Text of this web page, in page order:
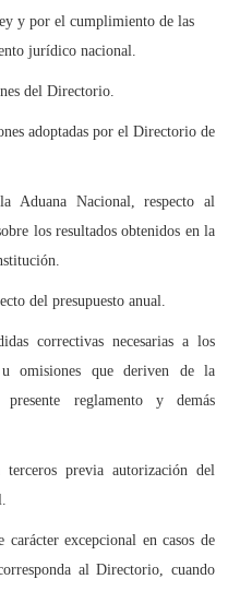
y por el cumplimiento de las
jurídico nacional.
del Directorio.
adoptadas por el Directorio de
Nacional, respecto al
los resultados obtenidos en la
del presupuesto anual.
correctivas necesarias a los
omisiones que deriven de la
reglamento y demás
previa autorización del
excepcional en casos de
al Directorio, cuando